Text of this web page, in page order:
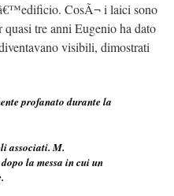
CosÃ¬ i laici sono
tre anni Eugenio ha dato
visibili, dimostrati
profanato durante la
associati. M.
la messa in cui un